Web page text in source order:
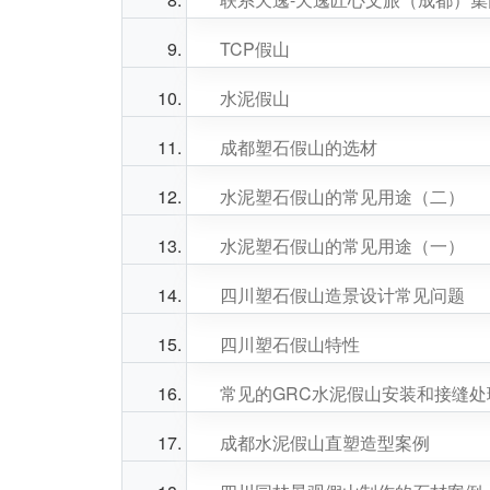
TCP假山
水泥假山
成都塑石假山的选材
水泥塑石假山的常见用途（二）
水泥塑石假山的常见用途（一）
四川塑石假山造景设计常见问题
四川塑石假山特性
常见的GRC水泥假山安装和接缝
成都水泥假山直塑造型案例